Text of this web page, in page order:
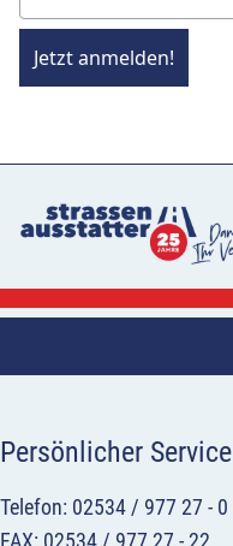
Jetzt anmelden!
Persönlicher Service
Telefon: 02534 / 977 27 - 0